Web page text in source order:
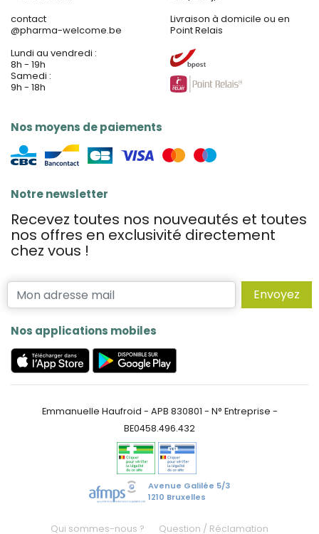
contact
@pharma-welcome.be
Lundi au vendredi :
8h - 19h
Samedi :
9h - 18h
Nos moyens de paiements
Livraison à domicile ou en
Point Relais
Notre newsletter
Recevez toutes nos nouveautés et toutes
nos offres en exclusivité directement
chez vous !
Envoyez
Nos applications mobiles
Emmanuelle Haufroid - APB 830801 - N° Entreprise -
BE0458.496.432
Avenue Galilée 5/3
1210 Bruxelles
Qui sommes-nous ? Question / Réclamation